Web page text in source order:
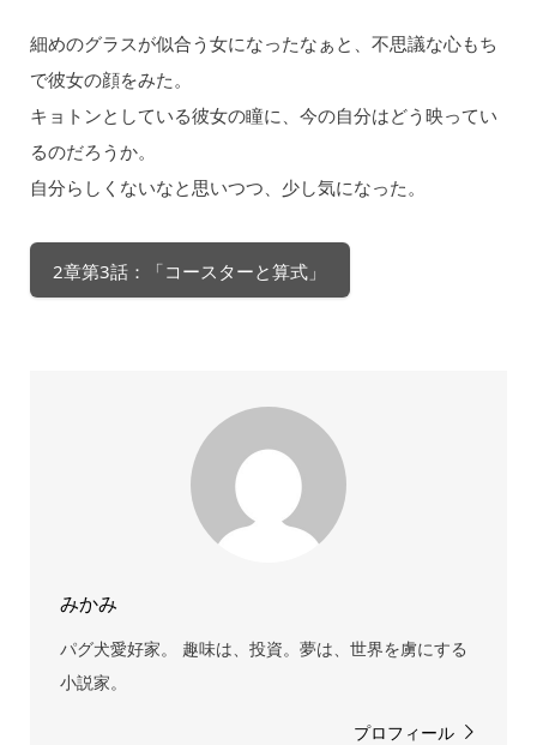
細めのグラスが似合う女になったなぁと、不思議な心もち
で彼女の顔をみた。
キョトンとしている彼女の瞳に、今の自分はどう映ってい
るのだろうか。
自分らしくないなと思いつつ、少し気になった。
2章第3話：「コースターと算式」
みかみ
パグ犬愛好家。 趣味は、投資。夢は、世界を虜にする
小説家。
プロフィール